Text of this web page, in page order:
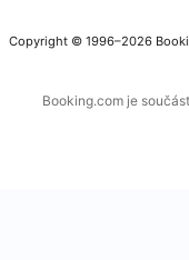
Copyright © 1996–2026
Booking.com je